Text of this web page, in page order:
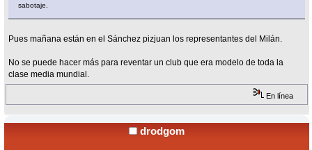
sabotaje.
Pues mañana están en el Sánchez pizjuan los representantes del Milán.
No se puede hacer más para reventar un club que era modelo de toda la
clase media mundial.
En línea
drodgom